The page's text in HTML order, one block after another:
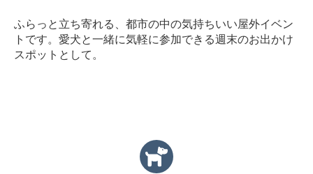
ふらっと立ち寄れる、都市の中の気持ちいい屋外イベン
トです。愛犬と一緒に気軽に参加できる週末のお出かけ
スポットとして。